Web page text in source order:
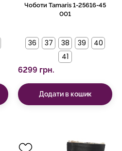
Чоботи Tamaris 1-25616-45
001
36 37 38 39
40
41
6299 грн.
Додати в кошик